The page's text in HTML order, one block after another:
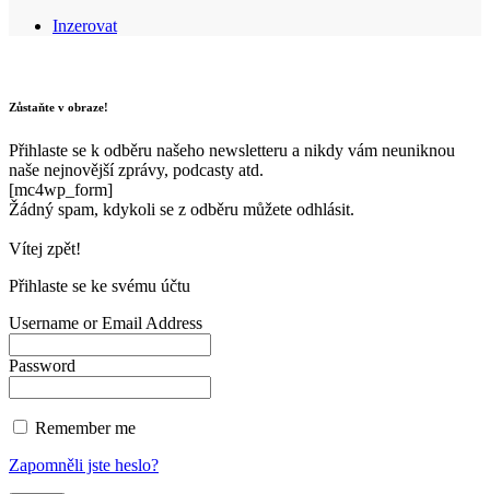
Inzerovat
Zůstaňte v obraze!
Přihlaste se k odběru našeho newsletteru a nikdy vám neuniknou
naše nejnovější zprávy, podcasty atd.
[mc4wp_form]
Žádný spam, kdykoli se z odběru můžete odhlásit.
Vítej zpět!
Přihlaste se ke svému účtu
Username or Email Address
Password
Remember me
Zapomněli jste heslo?